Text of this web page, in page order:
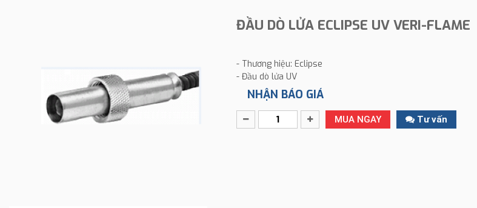
ĐẦU DÒ LỬA ECLIPSE UV VERI-FLAME
- Thương hiệu: Eclipse
- Đầu dò lửa UV
NHẬN BÁO GIÁ
MUA NGAY Tư vấn